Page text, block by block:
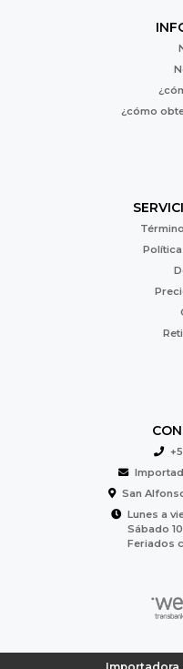
¿cómo
San
Lunes a
Sábado
Feriados